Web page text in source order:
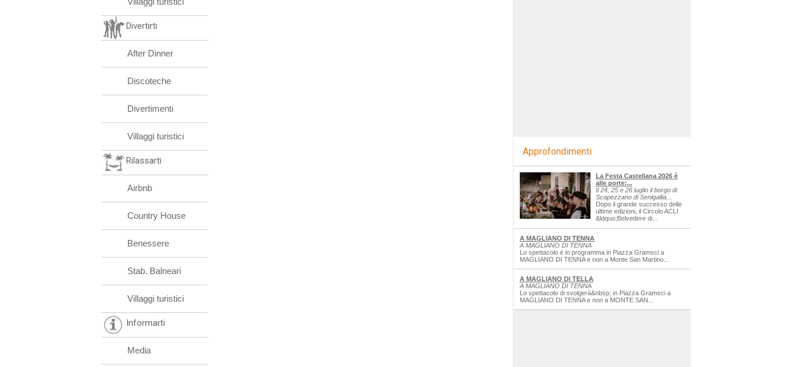
Divertirti
After Dinner
Discoteche
Divertimenti
Villaggi turistici
Rilassarti
Airbnb
Country House
Benessere
Stab. Balneari
Villaggi turistici
Informarti
Media
Approfondimenti
La Festa Castellana 2026 è
alle porte:...
Il 24, 25 e 26 luglio il borgo di
Scapezzano di Senigallia...
Dopo il grande successo delle
ultime edizioni, il Circolo ACLI
&ldquo;Belvedere di...
A MAGLIANO DI TENNA
A MAGLIANO DI TENNA
Lo spettacolo è in programma in Piazza Gramsci a
MAGLIANO DI TENNA e non a Monte San Martino...
A MAGLIANO DI TELLA
A MAGLIANO DI TENNA
Lo spettacolo di svolgerà&nbsp; in Piazza Gramsci a
MAGLIANO DI TENNA e non a MONTE SAN...